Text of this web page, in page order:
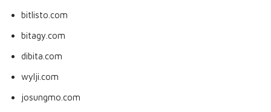
bitlisto.com
bitagy.com
dibita.com
wylji.com
josungmo.com